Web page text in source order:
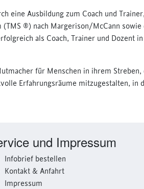
eine Ausbildung zum Coach und
®) nach Margerison/McCann sowie
als Coach, Trainer und Dozent
für Menschen in ihrem
Erfahrungsräume mitzugestalten, in
und Impressum
Infobrief bestellen
Kontakt & Anfahrt
Impressum